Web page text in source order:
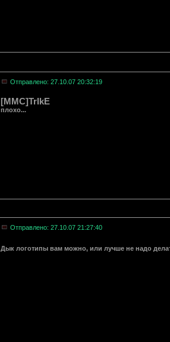
Отправлено: 27.10.07 20:32:19
[MMC]TrIkE
плохо...
Отправлено: 27.10.07 21:27:40
Дык логотипы вам можно, или лучше не надо